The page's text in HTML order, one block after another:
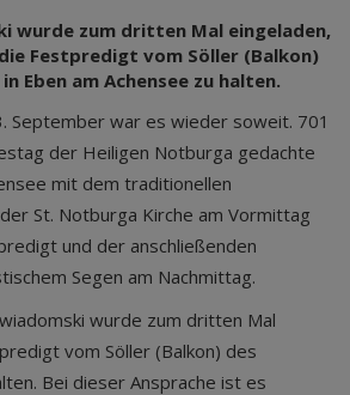
wurde zum dritten Mal eingeladen,
Festpredigt vom Söller (Balkon)
Eben am Achensee zu halten.
September war es wieder soweit. 701
der Heiligen Notburga gedachte
mit dem traditionellen
St. Notburga Kirche am Vormittag
und der anschließenden
Segen am Nachmittag.
wurde zum dritten Mal
vom Söller (Balkon) des
Bei dieser Ansprache ist es